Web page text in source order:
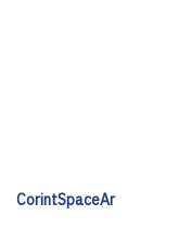
CorintSpaceAr